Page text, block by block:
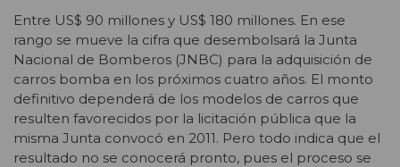
Entre US$ 90 millones y US$ 180 millones. En ese
rango se mueve la cifra que desembolsará la Junta
Nacional de Bomberos (JNBC) para la adquisición de
carros bomba en los próximos cuatro años. El monto
definitivo dependerá de los modelos de carros que
resulten favorecidos por la licitación pública que la
misma Junta convocó en 2011. Pero todo indica que el
resultado no se conocerá pronto, pues el proceso se